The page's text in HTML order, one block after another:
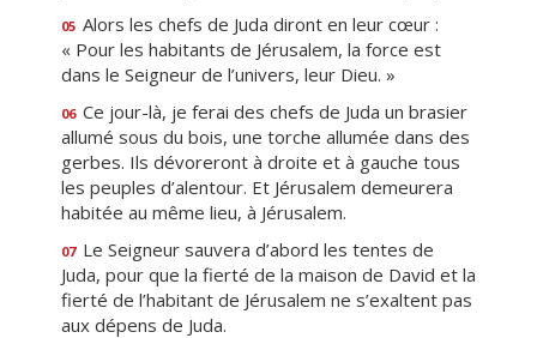
05 Alors les chefs de Juda diront en leur cœur :
« Pour les habitants de Jérusalem, la force est
dans le Seigneur de l’univers, leur Dieu. »
06 Ce jour-là, je ferai des chefs de Juda un brasier
allumé sous du bois, une torche allumée dans des
gerbes. Ils dévoreront à droite et à gauche tous
les peuples d’alentour. Et Jérusalem demeurera
habitée au même lieu, à Jérusalem.
07 Le Seigneur sauvera d’abord les tentes de
Juda, pour que la fierté de la maison de David et la
fierté de l’habitant de Jérusalem ne s’exaltent pas
aux dépens de Juda.